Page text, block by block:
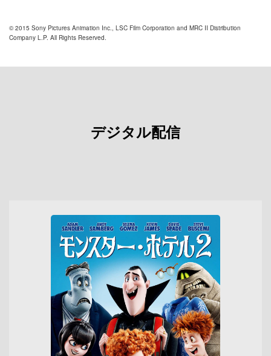
© 2015 Sony Pictures Animation Inc., LSC Film Corporation and MRC II Distribution
Company L.P. All Rights Reserved.
デジタル配信